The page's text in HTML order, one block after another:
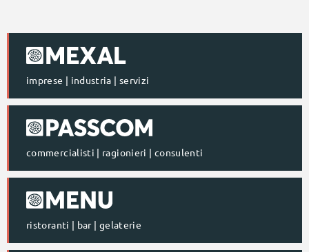
imprese | industria | servizi
commercialisti | ragionieri | consulenti
ristoranti | bar | gelaterie